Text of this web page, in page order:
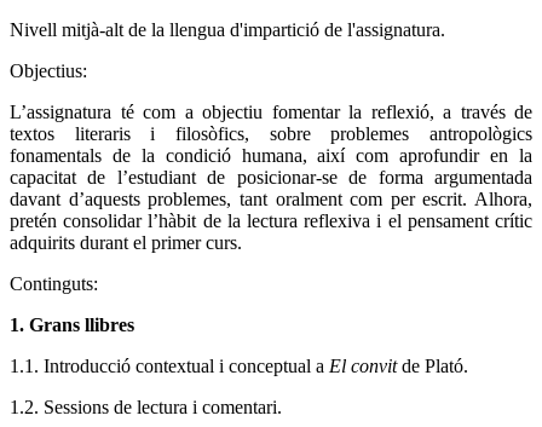
Nivell mitjà-alt de la llengua d'impartició de l'assignatura.
Objectius:
L’assignatura té com a objectiu fomentar la reflexió, a través de
textos literaris i filosòfics, sobre problemes antropològics
fonamentals de la condició humana, així com aprofundir en la
capacitat de l’estudiant de posicionar-se de forma argumentada
davant d’aquests problemes, tant oralment com per escrit. Alhora,
pretén consolidar l’hàbit de la lectura reflexiva i el pensament crític
adquirits durant el primer curs.
Continguts:
1. Grans llibres
1.1. Introducció contextual i conceptual a El convitde Plató.
1.2. Sessions de lectura i comentari.